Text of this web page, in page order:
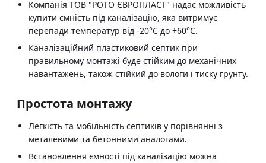
Компанія ТОВ "РОТО ЄВРОПЛАСТ" надає можливість
купити ємність під каналізацію, яка витримує
перепади температур від -20°C до +60°C.
Каналізаційний пластиковий септик при
правильному монтажі буде стійким до механічних
навантажень, також стійкий до вологи і тиску грунту.
Простота монтажу
Легкість та мобільність септиків у порівнянні з
металевими та бетонними аналогами.
Встановлення ємності під каналізацію можна